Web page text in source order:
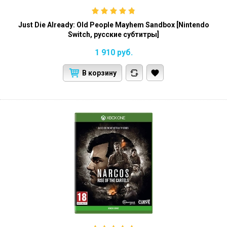
Just Die Already: Old People Mayhem Sandbox [Nintendo
Switch, русские субтитры]
1 910 руб.
В корзину